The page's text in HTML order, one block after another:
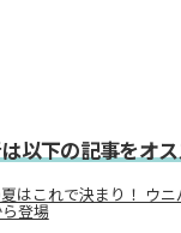
以下の記事をオ
夏はこれで決まり！ ウ
登場